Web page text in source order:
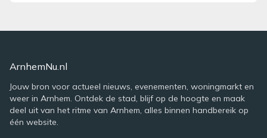
ArnhemNu.nl
Jouw bron voor actueel nieuws, evenementen, woningmarkt en
weer in Arnhem. Ontdek de stad, blijf op de hoogte en maak
deel uit van het ritme van Arnhem, alles binnen handbereik op
één website.